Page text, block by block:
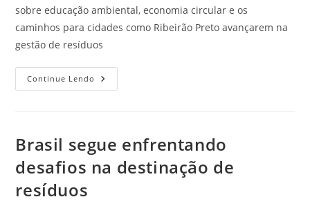
sobre educação ambiental, economia circular e os
caminhos para cidades como Ribeirão Preto avançarem na
gestão de resíduos
Continue Lendo
Brasil segue enfrentando
desafios na destinação de
resíduos